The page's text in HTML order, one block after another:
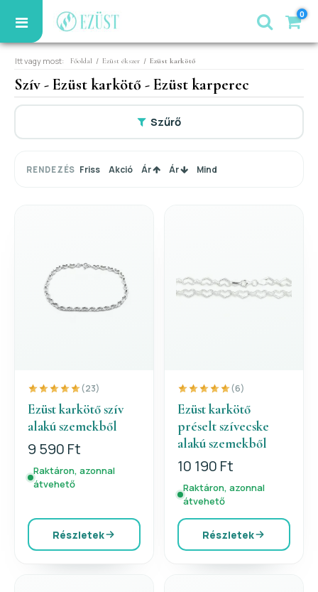
0
Itt vagy most: Főoldal / Ezüst ékszer / Ezüst karkötő
Szív - Ezüst karkötő - Ezüst karperec
Szűrő
RENDEZÉS Friss Akció Ár Ár Mind
(23)
Ezüst karkötő szív
alakú szemekből
9 590 Ft
Raktáron, azonnal
átvehető
Részletek
(6)
Ezüst karkötő
préselt szívecske
alakú szemekből
10 190 Ft
Raktáron, azonnal
átvehető
Részletek